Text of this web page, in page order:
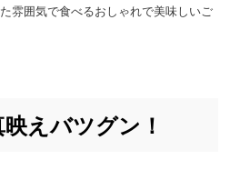
雰囲気で食べるおしゃれで美味しいご
えバツグン！